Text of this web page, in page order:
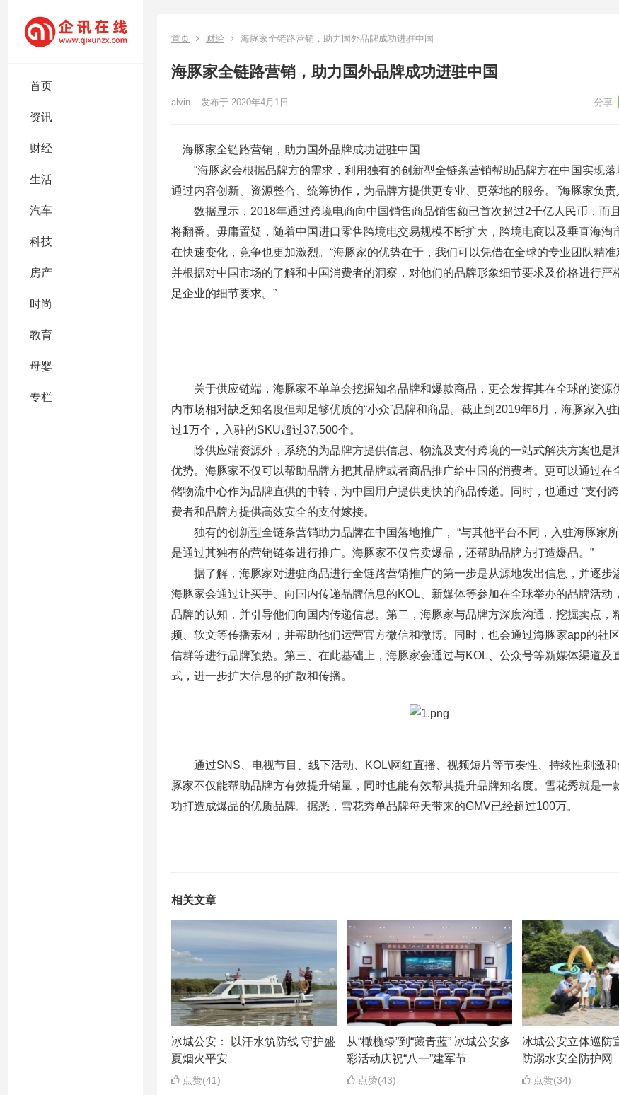
首页
资讯
财经
生活
汽车
科技
房产
时尚
教育
母婴
专栏
首页 财经 海豚家全链路营销，助力国外品牌成功进驻中国
海豚家全链路营销，助力国外品牌成功进驻中国
alvin 发布于 2020年4月1日
海豚家全链路营销，助力国外品牌成功进驻中国
“海豚家会根据品牌方的需求，利用独有的创新型全链条营销帮助品牌方在中国实现落
通过内容创新、资源整合、统筹协作，为品牌方提供更专业、更落地的服务。”海豚家负责
数据显示，2018年通过跨境电商向中国销售商品销售额已首次超过2千亿人民币，而
将翻番。毋庸置疑，随着中国进口零售跨境电交易规模不断扩大，跨境电商以及垂直海淘
在快速变化，竞争也更加激烈。“海豚家的优势在于，我们可以凭借在全球的专业团队精准
并根据对中国市场的了解和中国消费者的洞察，对他们的品牌形象细节要求及价格进行严
足企业的细节要求。”
关于供应链端，海豚家不单单会挖掘知名品牌和爆款商品，更会发挥其在全球的资源
内市场相对缺乏知名度但却足够优质的“小众”品牌和商品。截止到2019年6月，海豚家入
过1万个，入驻的SKU超过37,500个。
除供应端资源外，系统的为品牌方提供信息、物流及支付跨境的一站式解决方案也是
优势。海豚家不仅可以帮助品牌方把其品牌或者商品推广给中国的消费者。更可以通过在
储物流中心作为品牌直供的中转，为中国用户提供更快的商品传递。同时，也通过 “支付
费者和品牌方提供高效安全的支付嫁接。
独有的创新型全链条营销助力品牌在中国落地推广， “与其他平台不同，入驻海豚家
是通过其独有的营销链条进行推广。海豚家不仅售卖爆品，还帮助品牌方打造爆品。”
据了解，海豚家对进驻商品进行全链路营销推广的第一步是从源地发出信息，并逐步
海豚家会通过让买手、向国内传递品牌信息的KOL、新媒体等参加在全球举办的品牌活动
品牌的认知，并引导他们向国内传递信息。第二，海豚家与品牌方深度沟通，挖掘卖点，
频、软文等传播素材，并帮助他们运营官方微信和微博。同时，也会通过海豚家app的社
信群等进行品牌预热。第三、在此基础上，海豚家会通过与KOL、公众号等新媒体渠道及
式，进一步扩大信息的扩散和传播。
通过SNS、电视节目、线下活动、KOL\网红直播、视频短片等节奏性、持续性刺激和
豚家不仅能帮助品牌方有效提升销量，同时也能有效帮其提升品牌知名度。雪花秀就是一
功打造成爆品的优质品牌。据悉，雪花秀单品牌每天带来的GMV已经超过100万。
相关文章
冰城公安： 以汗水筑防线 守护盛
夏烟火平安
点赞(41)
从“橄榄绿”到“藏青蓝” 冰城公安多
彩活动庆祝“八一”建军节
点赞(43)
冰城公安立体巡防
防溺水安全防护网
点赞(34)